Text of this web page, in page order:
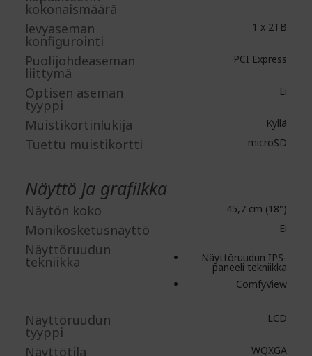
kokonaismäärä
levyaseman
konfigurointi
1 x 2TB
Puolijohdeaseman
liittymä
PCI Express
Optisen aseman
tyyppi
Ei
Muistikortinlukija Kyllä
Tuettu muistikortti microSD
Näyttö ja grafiikka
Näytön koko 45,7 cm (18")
Monikosketusnäyttö Ei
Näyttöruudun
tekniikka Näyttöruudun IPS-
paneeli tekniikka
ComfyView
Näyttöruudun
tyyppi
LCD
Näyttötila WQXGA